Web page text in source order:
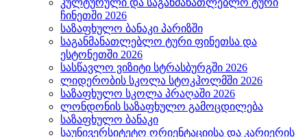
კულტურული და საგანმანათლებლო ტური
ჩინეთში 2026
საზაფხულო ბანაკი პარიზში
საგანმანათლებლო ტური ფინეთსა და
ესტონეთში 2026
სასწავლო ვიზიტი სტრასბურგში 2026
ლიდერობის სკოლა სტოკჰოლმში 2026
საზაფხულო სკოლა პრაღაში 2026
ლონდონის საზაფხულო გამოცდილება
საზაფხულო ბანაკი
საუნივერსიტეტო ორიენტაციისა და კარიერის